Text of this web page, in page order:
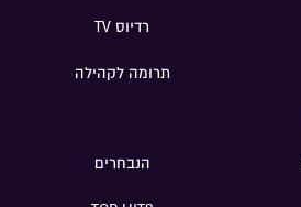
רדיוס TV
תרומה לקהילה
הנבחרים